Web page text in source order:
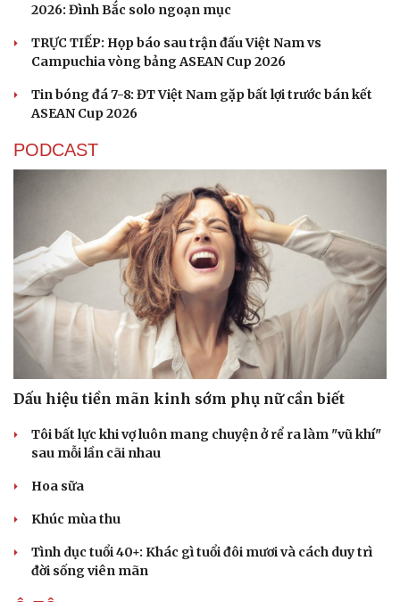
2026: Đình Bắc solo ngoạn mục
TRỰC TIẾP: Họp báo sau trận đấu Việt Nam vs
Campuchia vòng bảng ASEAN Cup 2026
Tin bóng đá 7-8: ĐT Việt Nam gặp bất lợi trước bán kết
ASEAN Cup 2026
PODCAST
Dấu hiệu tiền mãn kinh sớm phụ nữ cần biết
Tôi bất lực khi vợ luôn mang chuyện ở rể ra làm "vũ khí"
sau mỗi lần cãi nhau
Hoa sữa
Khúc mùa thu
Tình dục tuổi 40+: Khác gì tuổi đôi mươi và cách duy trì
đời sống viên mãn